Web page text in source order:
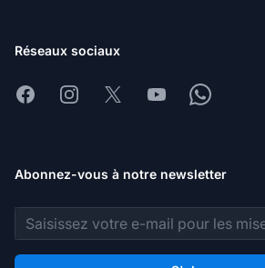
Réseaux sociaux
FacebookInstagram
X YoutubeWhatsapp
Abonnez-vous à notre newsletter
Adresse e-mail